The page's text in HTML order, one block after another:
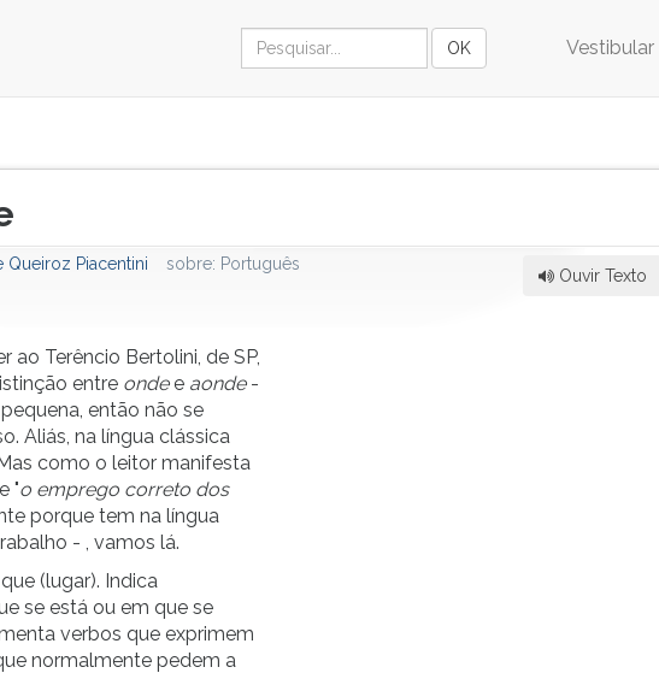
Vestibular
Ouvir Texto
Queiroz Piacentini sobre: Português
ao Terêncio Bertolini, de SP,
entre ondee aonde-
então não se
Aliás, na língua clássica
como o leitor manifesta
"o emprego correto dos
porque tem na língua
- , vamos lá.
(lugar). Indica
se está ou em que se
verbos que exprimem
normalmente pedem a